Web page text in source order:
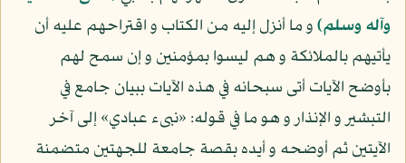
وآله وسلم)و ما أنزل إليه من الكتاب و اقتراحهم عليه أن
يأتيهم بالملائكة و هم ليسوا بمؤمنين و إن سمح لهم
بأوضح الآيات أتى سبحانه في هذه الآيات ببيان جامع في
التبشير و الإنذار و هو ما في قوله: «نبىء عبادي» إلى آخر
الآيتين ثم أوضحه و أيده بقصة جامعة للجهتين متضمنة